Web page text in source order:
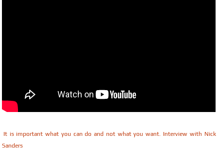
It is important what you can do and not what you want. Interview with Nick
Sanders